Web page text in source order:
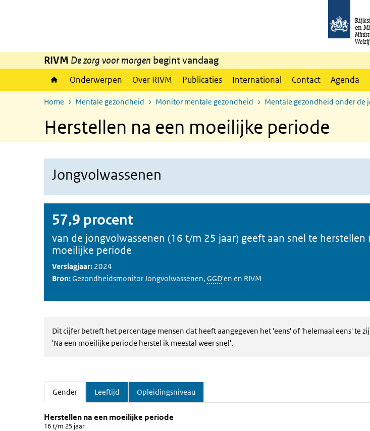
en
RIVM De zorg voor morgen begint vandaag
Onderwerpen Over RIVM Publicaties International Contact Agenda
Home Mentale gezondheid Monitor mentale gezondheid Mentale gezondheid onder de
Herstellen na een moeilijke periode
Jongvolwassenen
57,9 procent
van de jongvolwassenen (16 t/m 25 jaar) geeft aan snel te herstellen
moeilijke periode
Verslagjaar: 2024
Bron:Gezondheidsmonitor Jongvolwassenen, GGD'en en RIVM
Dit cijfer betreft het percentage mensen dat heeft aangegeven het 'eens' of 'helemaal eens' te
'Na een moeilijke periode herstel ik meestal weer snel'.
Gender
(Actieve tab)
Leeftijd Opleidingsniveau
Gender
Sla de grafiek 'Herstellen na een moeilijke periode' over en ga naar de datatabel
Herstellen na een moeilijke periode
Herstellen na een moeilijke periode
16 t/m 25 jaar